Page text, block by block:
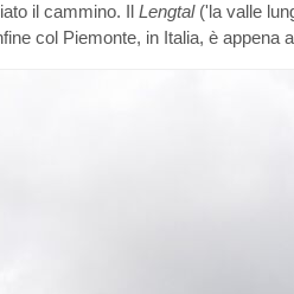
il cammino. Il Lengtal('la valle
col Piemonte, in Italia, è appena